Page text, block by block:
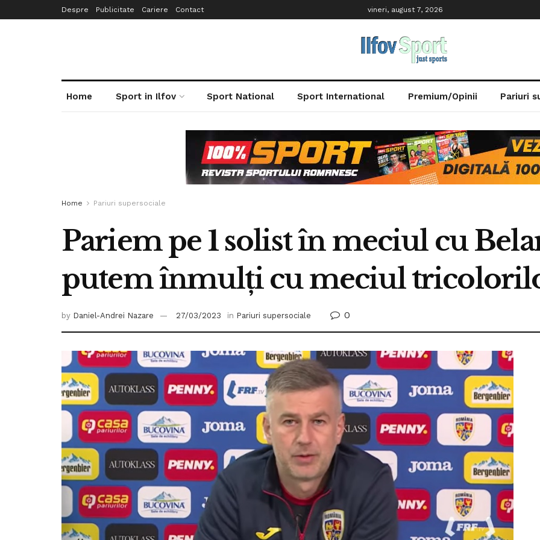
Despre Publicitate Cariere Contact vineri, august 7, 2026
Home Sport in Ilfov Sport National Sport International Premium/Opinii Pariuri
Home Pariuri supersociale
Pariem pe 1 solist în meciul cu
putem înmulți cu meciul
by Daniel-Andrei Nazare 27/03/2023 in Pariuri supersociale 0